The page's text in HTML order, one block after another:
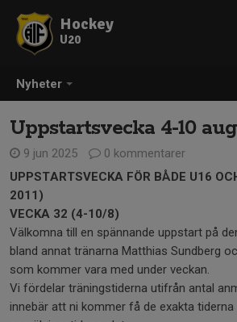
Nyheter
Hockey
U20
Uppstartsvecka 4-10
9 jun 2025
0 kommentarer
UPPSTARTSVECKA FÖR BÅDE U16
2011)
VECKA 32 (4-10/8)
Välkomna till en spännande uppstart på
bland annat tränarna Matthias Sundberg
som kommer vara med under veckan.
Vi fördelar träningstiderna utifrån antal
innebär att ni kommer få de exakta